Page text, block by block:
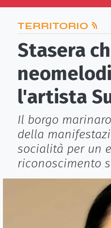
TERRITORIO
Stasera
l'artista
Il borgo
della
socialità per un
riconoscimento